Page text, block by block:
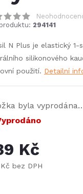
294141
N Plus je elastický
silikonového
použití. Detailní
byla
Kč
bez DPH